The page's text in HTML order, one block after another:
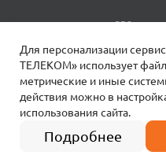
Для персонализации
ТЕЛЕКОМ» использует
метрические и иные
действия можно в
использования сайта.
Подробнее
2 490₽
Fa F.
© 2026 МОТИВ. Все права